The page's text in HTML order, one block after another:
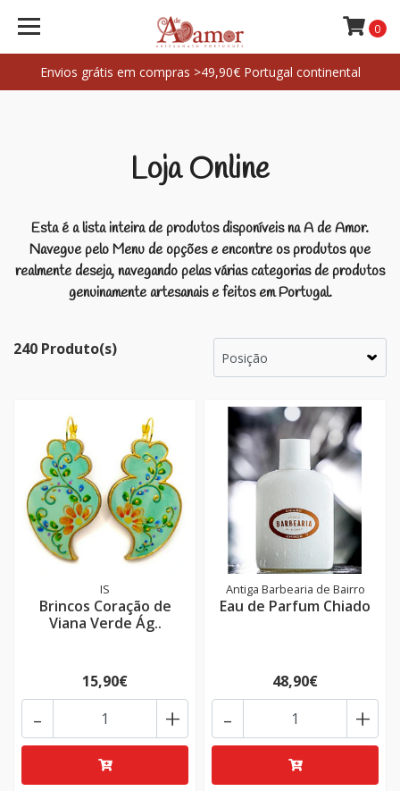
Envios grátis em compras >49,90€ Portugal continental
0
Loja Online
Esta é a lista inteira de produtos disponíveis na A de Amor.
Navegue pelo Menu de opções e encontre os produtos que
realmente deseja, navegando pelas várias categorias de produtos
genuinamente artesanais e feitos em Portugal.
240 Produto(s)
IS
Brincos Coração de
Viana Verde Ág..
15,90€
+
-
Antiga Barbearia de Bairro
Eau de Parfum Chiado
48,90€
+
-